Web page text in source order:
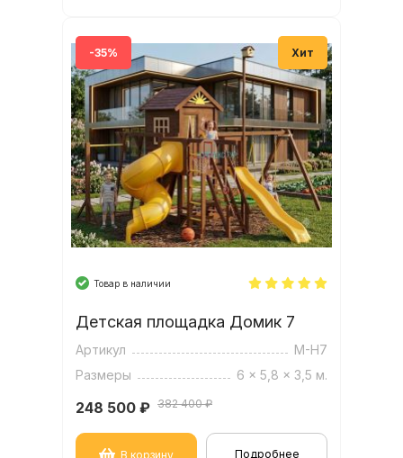
-35% Хит
Товар в наличии
Детская площадка Домик 7
Артикул
M-H7
Размеры
6 x 5,8 x 3,5 м.
248 500 ₽ 382 400 ₽
В корзину Подробнее